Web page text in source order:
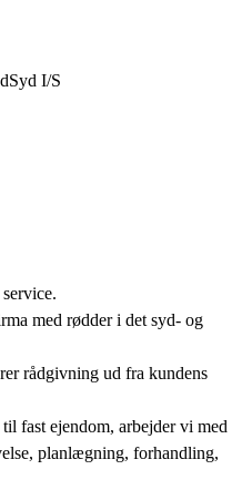
I/S
med rødder i det syd- og
rådgivning ud fra kundens
fast ejendom, arbejder vi med
planlægning, forhandling,